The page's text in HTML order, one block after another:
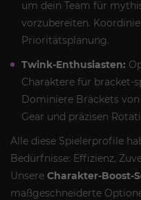
um dein Team für
vorzubereiten.
Prioritätsplanung.
Twink-Enthusiasten:
Charaktere für bracket-
Dominiere Brackets
Gear und präzisen
Alle diese Spielerprofile
Bedürfnisse: Effizienz,
Unsere Charakter-Boost-
maßgeschneiderte